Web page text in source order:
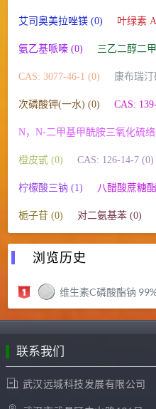
艾司奥美拉唑镁 (0) 叶绿素
氨乙基哌嗪 (0) 三乙二醇二
CAS: 3077-46-1 (0) 康布瑞
次磷酸钾(一水) (0) CAS:
N，N-二甲基甲酰胺三氧化硫
橙皮甙 (0) CAS: 126-14-7 (0)
柠檬酸三钠 (1) 八醋酸蔗糖
栀子苷 (0) 对二氨基苯 (0)
浏览历史
维生素C磷酸酯钠
联系我们
武汉远城科技发展有限公司